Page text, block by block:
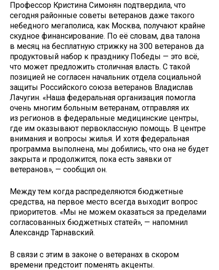
Профессор Кристина Симонян подтвердила, что
сегодня районные советы ветеранов даже такого
небедного мегаполиса, как Москва, получают крайне
скудное финансирование. По её словам, два талона
в месяц на бесплатную стрижку на 300 ветеранов да
продуктовый набор к празднику Победы — это всё,
что может предложить столичная власть. С такой
позицией не согласен начальник отдела социальной
защиты Российского союза ветеранов Владислав
Лачугин. «Наша федеральная организация помогла
очень многим больным ветеранам, отправляя их
из регионов в федеральные медицинские центры,
где им оказывают первоклассную помощь. В центре
внимания и вопросы жилья. И хотя федеральная
программа выполнена, мы добились, что она не будет
закрыта и продолжится, пока есть заявки от
ветеранов», — сообщил он.
Между тем когда распределяются бюджетные
средства, на первое место всегда выходит вопрос
приоритетов. «Мы не можем оказаться за пределами
согласованных бюджетных статей», — напомнил
Александр Тарнавский.
В связи с этим в законе о ветеранах в скором
времени предстоит поменять акценты.